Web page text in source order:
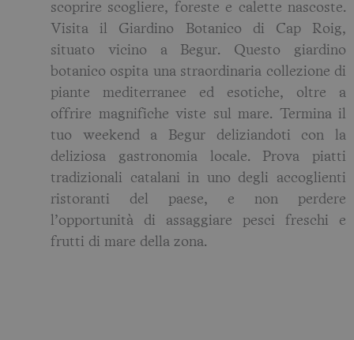
scoprire scogliere, foreste e calette nascoste.
Visita il Giardino Botanico di Cap Roig,
situato vicino a Begur. Questo giardino
botanico ospita una straordinaria collezione di
piante mediterranee ed esotiche, oltre a
offrire magnifiche viste sul mare. Termina il
tuo weekend a Begur deliziandoti con la
deliziosa gastronomia locale. Prova piatti
tradizionali catalani in uno degli accoglienti
ristoranti del paese, e non perdere
l’opportunità di assaggiare pesci freschi e
frutti di mare della zona.